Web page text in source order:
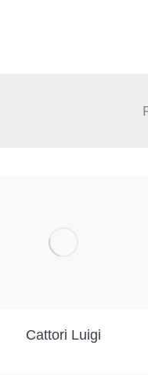
Cattori Luigi